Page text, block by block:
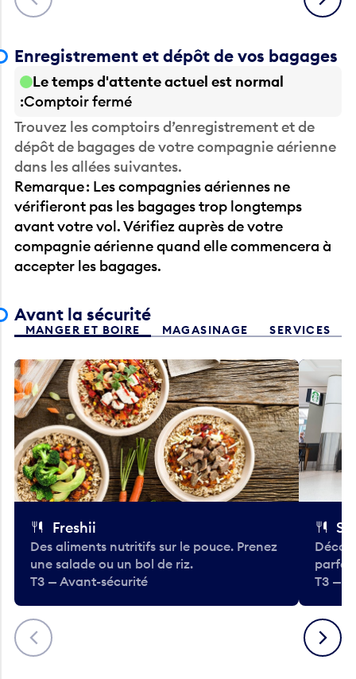
Enregistrement et dépôt de vos bagages
Le temps d'attente actuel est normal
Comptoir fermé
Trouvez les comptoirs d’enregistrement et de
dépôt de bagages de votre compagnie aérienne
dans les allées suivantes.
Remarque : Les compagnies aériennes ne
vérifieront pas les bagages trop longtemps
avant votre vol. Vérifiez auprès de votre
compagnie aérienne quand elle commencera à
accepter les bagages.
Avant la sécurité
MANGER ET BOIRE MAGASINAGE SERVICES
Précédent
Freshii
Des aliments nutritifs sur le pouce. Prenez
une salade ou un bol de riz.
T3 — Avant-sécurité
T3 —
Suivant